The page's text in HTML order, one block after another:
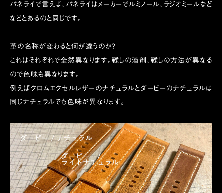
パネライで言えば、パネライはメーカーでルミノール、ラジオミールなど
などとあるのと同じです。
革の名称が変わると何が違うのか？
これはそれぞれで全然異なります。鞣しの溶剤、鞣しの方法が異なる
ので色味も異なります。
例えばクロムエクセルレザーのナチュラルとダービーのナチュラルは
同じナチュラルでも色味が異なります。